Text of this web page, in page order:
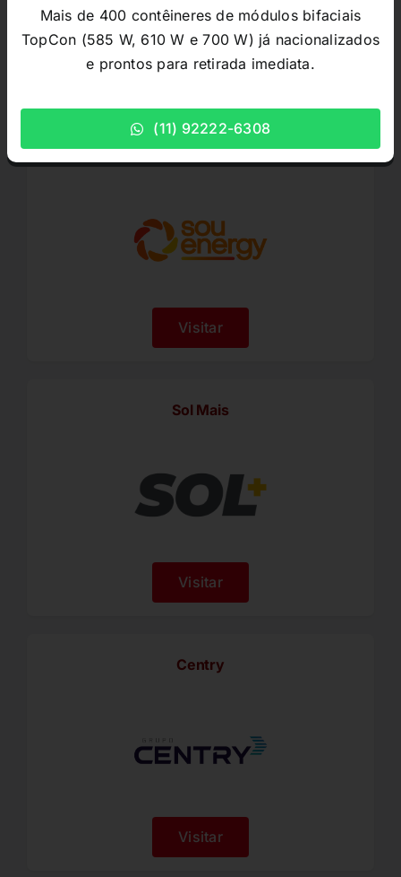
Visitar
Sou Energy
Visitar
Sol Mais
Visitar
Centry
Visitar
Mais de 400 contêineres de módulos bifaciais
TopCon (585 W, 610 W e 700 W) já nacionalizados
e prontos para retirada imediata.
(11) 92222-6308